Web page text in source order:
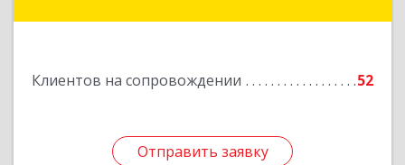
Клиентов на сопровождении 52
Отправить заявку
Отправить заявку